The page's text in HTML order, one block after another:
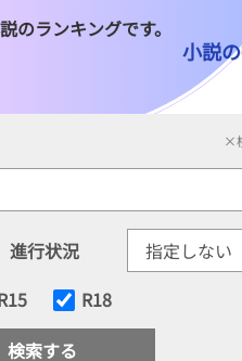
のランキングです。
小説
×
進行状況
R18